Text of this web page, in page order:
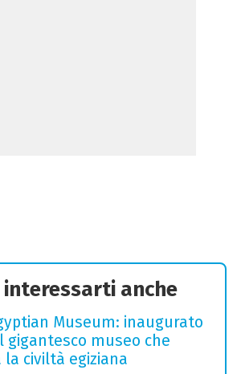
anche
Museum: inaugurato
gigantesco museo che
la civiltà egiziana